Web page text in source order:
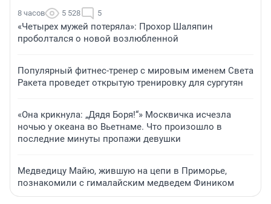
8 часов 5 528 5
«Четырех мужей потеряла»: Прохор Шаляпин
проболтался о новой возлюбленной
Популярный фитнес-тренер с мировым именем Света
Ракета проведет открытую тренировку для сургутян
«Она крикнула: „Дядя Боря!“» Москвичка исчезла
ночью у океана во Вьетнаме. Что произошло в
последние минуты пропажи девушки
Медведицу Майю, жившую на цепи в Приморье,
познакомили с гималайским медведем Фиником